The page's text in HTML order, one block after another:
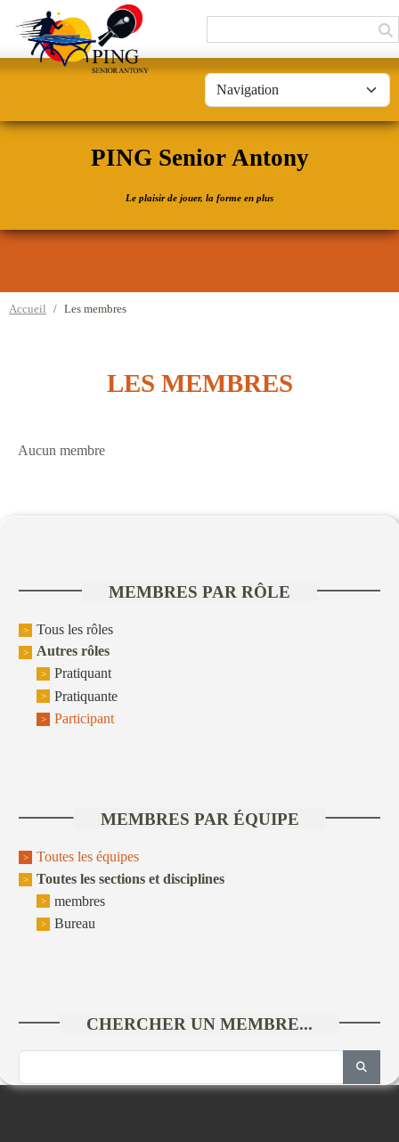
PING Senior Antony
Le plaisir de jouer, la forme en plus
Accueil Les membres
LES MEMBRES
Aucun membre
MEMBRES PAR RÔLE
Tous les rôles
Autres rôles
Pratiquant
Pratiquante
Participant
MEMBRES PAR ÉQUIPE
Toutes les équipes
Toutes les sections et disciplines
membres
Bureau
CHERCHER UN MEMBRE...
Panneau de gestion des cookies